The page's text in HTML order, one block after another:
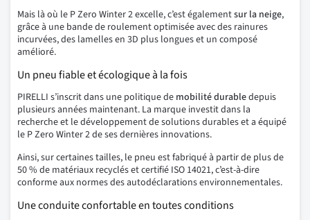
Mais là où le P Zero Winter 2 excelle, c’est égalementsur la neige,
grâce à une bande de roulement optimisée avec des rainures
incurvées, des lamelles en 3D plus longues et un composé
amélioré.
Un pneu fiable et écologique à la fois
PIRELLI s’inscrit dans une politique de mobilité durabledepuis
plusieurs années maintenant. La marque investit dans la
recherche et le développement de solutions durables et a équipé
le P Zero Winter 2 de ses dernières innovations.
Ainsi, sur certaines tailles, le pneu est fabriqué à partir de plus de
50 % de matériaux recyclés et certifié ISO 14021, c’est-à-dire
conforme aux normes des autodéclarations environnementales.
Une conduite confortable en toutes conditions